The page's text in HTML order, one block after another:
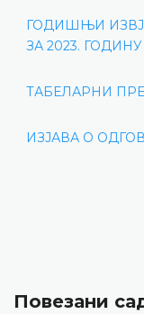
ГОДИШЊИ
ЗА 2023. ГОДИНУ
ТАБЕЛАРНИ
ИЗЈАВА О
Повезани